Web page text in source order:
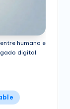
humano e
digital.